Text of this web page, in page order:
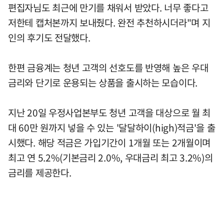
편집자님도 최근에 만기를 채워서 받았다. 너무 좋다고
저한테 캡처본까지 보내줬다. 완전 추천하시더라"며 지
인의 후기도 전달했다.
한편 금융계는 청년 고객의 선호도를 반영해 높은 우대
금리와 단기로 운용되는 상품을 출시하는 모습이다.
지난 20일 우정사업본부도 청년 고객을 대상으로 월 최
대 60만 원까지 넣을 수 있는 '달달하이(high)적금'을 출
시했다. 해당 적금은 가입기간이 1개월 또는 2개월이며
최고 연 5.2%(기본금리 2.0%, 우대금리 최고 3.2%)의
금리를 제공한다.